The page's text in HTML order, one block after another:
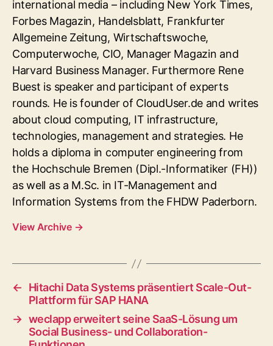
international media – including New York Times,
Forbes Magazin, Handelsblatt, Frankfurter
Allgemeine Zeitung, Wirtschaftswoche,
Computerwoche, CIO, Manager Magazin and
Harvard Business Manager. Furthermore Rene
Buest is speaker and participant of experts
rounds. He is founder of CloudUser.de and writes
about cloud computing, IT infrastructure,
technologies, management and strategies. He
holds a diploma in computer engineering from
the Hochschule Bremen (Dipl.-Informatiker (FH))
as well as a M.Sc. in IT-Management and
Information Systems from the FHDW Paderborn.
View Archive →
←
Hitachi Data Systems präsentiert Scale-Out-
Plattform für SAP HANA
→ weclapp erweitert seine SaaS-Lösung um
Social Business- und Collaboration-